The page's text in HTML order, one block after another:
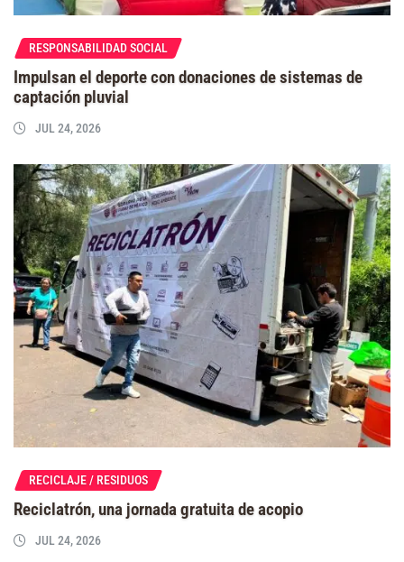
RESPONSABILIDAD SOCIAL
Impulsan el deporte con donaciones de sistemas de
captación pluvial
JUL 24, 2026
RECICLAJE / RESIDUOS
Reciclatrón, una jornada gratuita de acopio
JUL 24, 2026